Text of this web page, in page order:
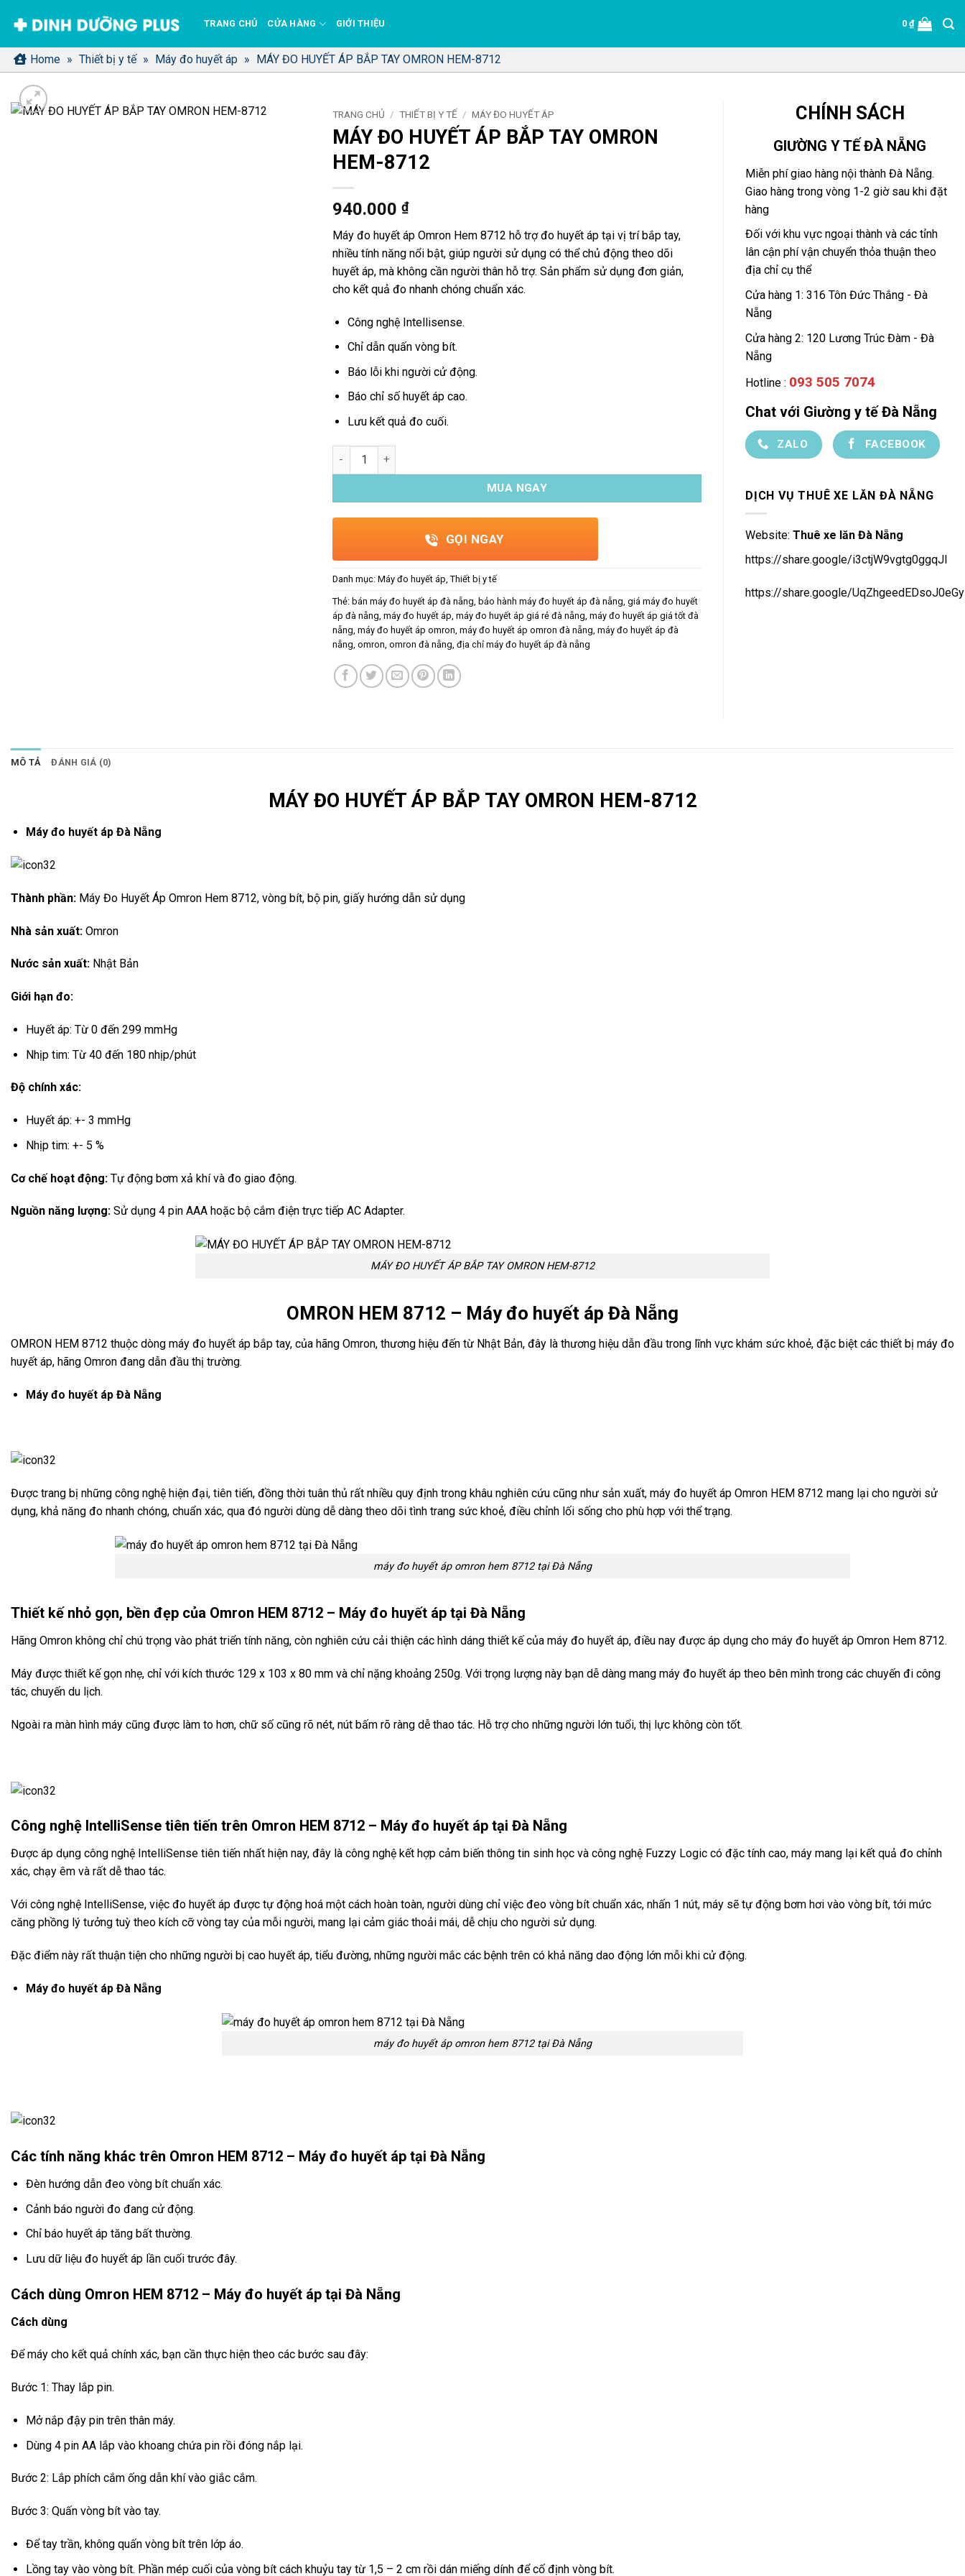
qua
nội
dung
TRANG CHỦ CỬA HÀNG GIỚI THIỆU 0₫
Home » Thiết bị y tế » Máy đo huyết áp » MÁY ĐO HUYẾT ÁP BẮP TAY OMRON HEM-8712
TRANG CHỦ / THIẾT BỊ Y TẾ / MÁY ĐO HUYẾT ÁP
MÁY ĐO HUYẾT ÁP BẮP TAY OMRON
HEM-8712
940.000 ₫
Máy đo huyết áp Omron Hem 8712 hỗ trợ đo huyết áp tại vị trí bắp tay,
nhiều tính năng nổi bật, giúp người sử dụng có thể chủ động theo dõi
huyết áp, mà không cần người thân hỗ trợ. Sản phẩm sử dụng đơn giản,
cho kết quả đo nhanh chóng chuẩn xác.
Công nghệ Intellisense.
Chỉ dẫn quấn vòng bít.
Báo lỗi khi người cử động.
Báo chỉ số huyết áp cao.
Lưu kết quả đo cuối.
MÁY ĐO HUYẾT ÁP BẮP TAY OMRON HEM-8712 số lượng
MUA NGAY
GỌI NGAY
Danh mục: Máy đo huyết áp Thiết bị y tế
Thẻ: bán máy đo huyết áp đà nẵng bảo hành máy đo huyết áp đà nẵng giá máy đo huyết
áp đà nẵng máy đo huyết áp máy đo huyết áp giá rẻ đà nẵng máy đo huyết áp giá tốt đà
nẵng máy đo huyết áp omron máy đo huyết áp omron đà nẵng máy đo huyết áp đà
nẵng omron omron đà nẵng địa chỉ máy đo huyết áp đà nẵng
CHÍNH SÁCH
GIƯỜNG Y TẾ ĐÀ NẴNG
Miễn phí giao hàng nội thành Đà Nẵng.
Giao hàng trong vòng 1-2 giờ sau khi đặt
hàng
Đối với khu vực ngoại thành và các tỉnh
lân cận phí vận chuyển thỏa thuận theo
địa chỉ cụ thể
Cửa hàng 1: 316 Tôn Đức Thắng - Đà
Nẵng
Cửa hàng 2: 120 Lương Trúc Đàm - Đà
Nẵng
Hotline : 093 505 7074
Chat với Giường y tế Đà Nẵng
ZALO FACEBOOK
DỊCH VỤ THUÊ XE LĂN ĐÀ NẴNG
Website: Thuê xe lăn Đà Nẵng
https://share.google/i3ctjW9vgtg0ggqJl
https://share.google/UqZhgeedEDsoJ0eGy
MÔ TẢ ĐÁNH GIÁ (0)
MÁY ĐO HUYẾT ÁP BẮP TAY OMRON HEM-8712
Máy đo huyết áp Đà Nẵng
Thành phần: Máy Đo Huyết Áp Omron Hem 8712, vòng bít, bộ pin, giấy hướng dẫn sử dụng
Nhà sản xuất: Omron
Nước sản xuất: Nhật Bản
Giới hạn đo:
Huyết áp: Từ 0 đến 299 mmHg
Nhịp tim: Từ 40 đến 180 nhịp/phút
Độ chính xác:
Huyết áp: +- 3 mmHg
Nhịp tim: +- 5 %
Cơ chế hoạt động: Tự động bơm xả khí và đo giao động.
Nguồn năng lượng: Sử dụng 4 pin AAA hoặc bộ cắm điện trực tiếp AC Adapter.
MÁY ĐO HUYẾT ÁP BẮP TAY OMRON HEM-8712
OMRON HEM 8712 – Máy đo huyết áp Đà Nẵng
OMRON HEM 8712 thuộc dòng máy đo huyết áp bắp tay, của hãng Omron, thương hiệu đến từ Nhật Bản, đây là thương hiệu dẫn đầu trong lĩnh vực khám sức khoẻ, đặc biệt các thiết bị máy đo
huyết áp, hãng Omron đang dẫn đầu thị trường.
Máy đo huyết áp Đà Nẵng
Được trang bị những công nghệ hiện đại, tiên tiến, đồng thời tuân thủ rất nhiều quy định trong khâu nghiên cứu cũng như sản xuất, máy đo huyết áp Omron HEM 8712 mang lại cho người sử
dụng, khả năng đo nhanh chóng, chuẩn xác, qua đó người dùng dễ dàng theo dõi tình trang sức khoẻ, điều chỉnh lối sống cho phù hợp với thể trạng.
máy đo huyết áp omron hem 8712 tại Đà Nẵng
Thiết kế nhỏ gọn, bền đẹp của Omron HEM 8712 – Máy đo huyết áp tại Đà Nẵng
Hãng Omron không chỉ chú trọng vào phát triển tính năng, còn nghiên cứu cải thiện các hình dáng thiết kế của máy đo huyết áp, điều nay được áp dụng cho máy đo huyết áp Omron Hem 8712.
Máy được thiết kế gọn nhẹ, chỉ với kích thước 129 x 103 x 80 mm và chỉ nặng khoảng 250g. Với trọng lượng này bạn dễ dàng mang máy đo huyết áp theo bên mình trong các chuyến đi công
tác, chuyến du lịch.
Ngoài ra màn hình máy cũng được làm to hơn, chữ số cũng rõ nét, nút bấm rõ ràng dễ thao tác. Hỗ trợ cho những người lớn tuổi, thị lực không còn tốt.
Công nghệ IntelliSense tiên tiến trên Omron HEM 8712 – Máy đo huyết áp tại Đà Nẵng
Được áp dụng công nghệ IntelliSense tiên tiến nhất hiện nay, đây là công nghệ kết hợp cảm biến thông tin sinh học và công nghệ Fuzzy Logic có đặc tính cao, máy mang lại kết quả đo chỉnh
xác, chạy êm và rất dễ thao tác.
Với công nghệ IntelliSense, việc đo huyết áp được tự động hoá một cách hoàn toàn, người dùng chỉ việc đeo vòng bít chuẩn xác, nhấn 1 nút, máy sẽ tự động bơm hơi vào vòng bít, tới mức
căng phồng lý tưởng tuỳ theo kích cỡ vòng tay của mỗi người, mang lại cảm giác thoải mái, dễ chịu cho người sử dụng.
Đặc điểm này rất thuận tiện cho những người bị cao huyết áp, tiểu đường, những người mắc các bệnh trên có khả năng dao động lớn mỗi khi cử động.
Máy đo huyết áp Đà Nẵng
máy đo huyết áp omron hem 8712 tại Đà Nẵng
Các tính năng khác trên Omron HEM 8712 – Máy đo huyết áp tại Đà Nẵng
Đèn hướng dẫn đeo vòng bít chuẩn xác.
Cảnh báo người đo đang cử động.
Chỉ báo huyết áp tăng bất thường.
Lưu dữ liệu đo huyết áp lần cuối trước đây.
Cách dùng Omron HEM 8712 – Máy đo huyết áp tại Đà Nẵng
Cách dùng
Để máy cho kết quả chính xác, bạn cần thực hiện theo các bước sau đây:
Bước 1: Thay lắp pin.
Mở nắp đậy pin trên thân máy.
Dùng 4 pin AA lắp vào khoang chứa pin rồi đóng nắp lại.
Bước 2: Lắp phích cắm ống dẫn khí vào giắc cắm.
Bước 3: Quấn vòng bít vào tay.
Để tay trần, không quấn vòng bít trên lớp áo.
Lồng tay vào vòng bít. Phần mép cuối của vòng bít cách khuỷu tay từ 1,5 – 2 cm rồi dán miếng dính để cố định vòng bít.